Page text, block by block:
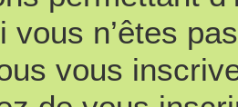
vous n’êtes
vous